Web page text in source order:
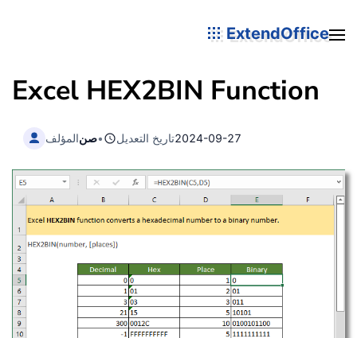
ExtendOffice
Excel HEX2BIN Function
المؤلفصن• تاريخ التعديل2024-09-27